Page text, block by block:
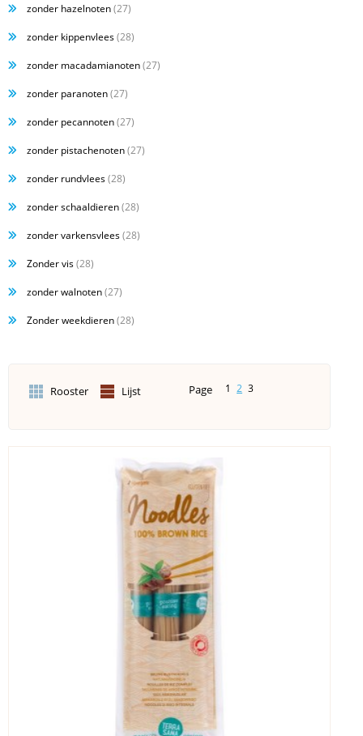
zonder hazelnoten(27)
zonder kippenvlees(28)
zonder macadamianoten(27)
zonder paranoten(27)
zonder pecannoten(27)
zonder pistachenoten(27)
zonder rundvlees(28)
zonder schaaldieren(28)
zonder varkensvlees(28)
Zonder vis(28)
zonder walnoten(27)
Zonder weekdieren(28)
Rooster Lijst Page 1 2 3